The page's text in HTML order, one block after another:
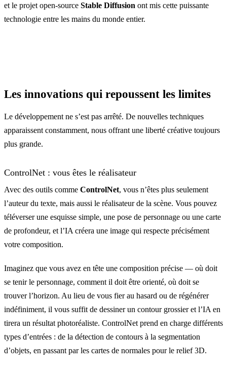
et le projet open-source Stable Diffusion ont mis cette puissante
technologie entre les mains du monde entier.
Les innovations qui repoussent les limites
Le développement ne s’est pas arrêté. De nouvelles techniques
apparaissent constamment, nous offrant une liberté créative toujours
plus grande.
ControlNet : vous êtes le réalisateur
Avec des outils comme ControlNet, vous n’êtes plus seulement
l’auteur du texte, mais aussi le réalisateur de la scène. Vous pouvez
téléverser une esquisse simple, une pose de personnage ou une carte
de profondeur, et l’IA créera une image qui respecte précisément
votre composition.
Imaginez que vous avez en tête une composition précise — où doit
se tenir le personnage, comment il doit être orienté, où doit se
trouver l’horizon. Au lieu de vous fier au hasard ou de régénérer
indéfiniment, il vous suffit de dessiner un contour grossier et l’IA en
tirera un résultat photoréaliste. ControlNet prend en charge différents
types d’entrées : de la détection de contours à la segmentation
d’objets, en passant par les cartes de normales pour le relief 3D.